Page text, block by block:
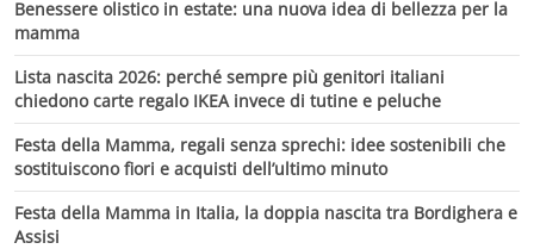
Benessere olistico in estate: una nuova idea di bellezza per la
mamma
Lista nascita 2026: perché sempre più genitori italiani
chiedono carte regalo IKEA invece di tutine e peluche
Festa della Mamma, regali senza sprechi: idee sostenibili che
sostituiscono fiori e acquisti dell’ultimo minuto
Festa della Mamma in Italia, la doppia nascita tra Bordighera e
Assisi